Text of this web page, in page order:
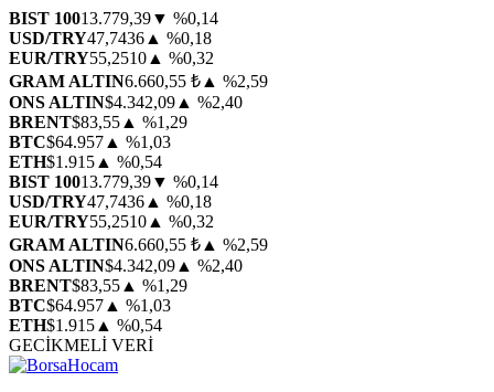
BIST 10013.779,39▼ %0,14
USD/TRY47,7436 ▲ %0,18
EUR/TRY55,2510 ▲ %0,32
GRAM ALTIN6.660,55 ₺ ▲ %2,59
ONS ALTIN$4.342,09 ▲ %2,40
BRENT$83,55 ▲ %1,29
BTC$64.957 ▲ %1,03
ETH$1.915 ▲ %0,54
BIST 10013.779,39▼ %0,14
USD/TRY47,7436 ▲ %0,18
EUR/TRY55,2510 ▲ %0,32
GRAM ALTIN6.660,55 ₺ ▲ %2,59
ONS ALTIN$4.342,09 ▲ %2,40
BRENT$83,55 ▲ %1,29
BTC$64.957 ▲ %1,03
ETH$1.915 ▲ %0,54
GECİKMELİ VERİ